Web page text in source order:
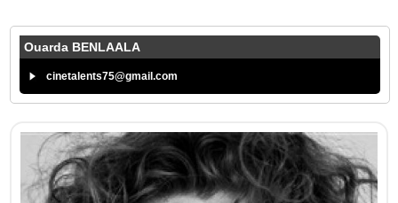
Ouarda BENLAALA
cinetalents75@gmail.com